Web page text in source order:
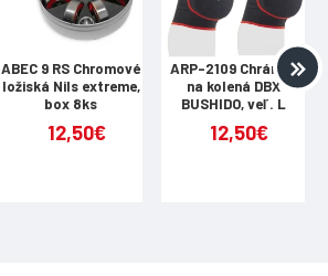
ABEC 9 RS Chromové
ložiská Nils extreme,
box 8ks
12,50€
ARP-2109 Chrániče
na kolená DBX
BUSHIDO, veľ. L
12,50€